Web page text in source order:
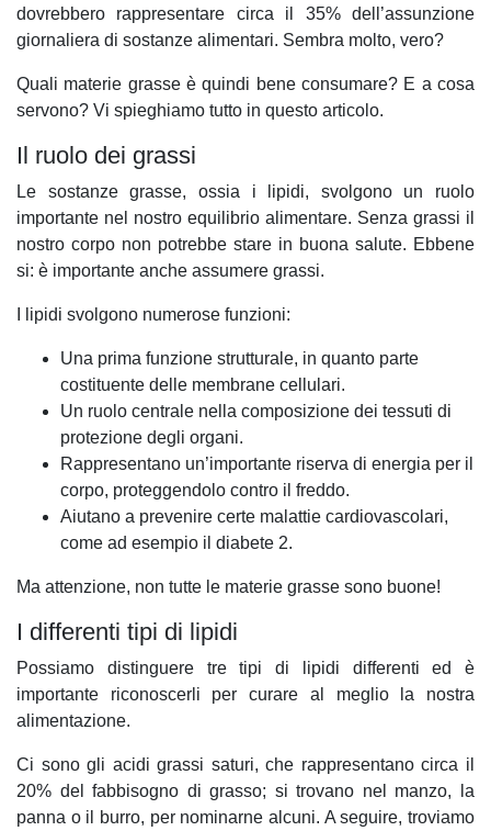
dovrebbero rappresentare circa il 35% dell’assunzione
giornaliera di sostanze alimentari. Sembra molto, vero?
Quali materie grasse è quindi bene consumare? E a cosa
servono? Vi spieghiamo tutto in questo articolo.
Il ruolo dei grassi
Le sostanze grasse, ossia i lipidi, svolgono un ruolo
importante nel nostro equilibrio alimentare. Senza grassi il
nostro corpo non potrebbe stare in buona salute. Ebbene
si: è importante anche assumere grassi.
I lipidi svolgono numerose funzioni:
Una prima funzione strutturale, in quanto parte
costituente delle membrane cellulari.
Un ruolo centrale nella composizione dei tessuti di
protezione degli organi.
Rappresentano un’importante riserva di energia per il
corpo, proteggendolo contro il freddo.
Aiutano a prevenire certe malattie cardiovascolari,
come ad esempio il diabete 2.
Ma attenzione, non tutte le materie grasse sono buone!
I differenti tipi di lipidi
Possiamo distinguere tre tipi di lipidi differenti ed è
importante riconoscerli per curare al meglio la nostra
alimentazione.
Ci sono gli acidi grassi saturi, che rappresentano circa il
20% del fabbisogno di grasso; si trovano nel manzo, la
panna o il burro, per nominarne alcuni. A seguire, troviamo